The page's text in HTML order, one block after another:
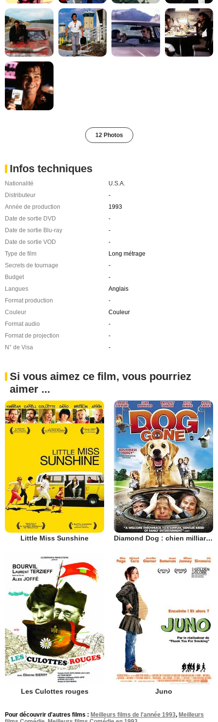
12 Photos
Infos techniques
Nationalité
U.S.A.
Distributeur
-
Année de production
1993
Date de sortie DVD
-
Date de sortie Blu-ray
-
Date de sortie VOD
-
Type de film
Long métrage
Secrets de tournage
-
Budget
-
Langues
Anglais
Format production
-
Couleur
Couleur
Format audio
-
Format de projection
-
N° de Visa
-
Si vous aimez ce film, vous pourriez
aimer ...
Little Miss Sunshine Diamond Dog : chien milliardaire
Les Culottes rouges Juno
Pour découvrir d'autres films : Meilleurs films de l'année 1993, Meilleurs